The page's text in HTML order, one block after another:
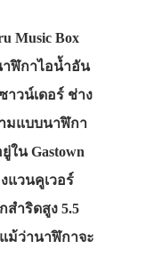
Music Box
าฬิกาไอน้ำอัน
าวน์เดอร์ ช่าง
มแบบนาฬิกา
ใน Gastown
แวนคูเวอร์
สำริดสูง 5.5
ม้ว่านาฬิกาจะ